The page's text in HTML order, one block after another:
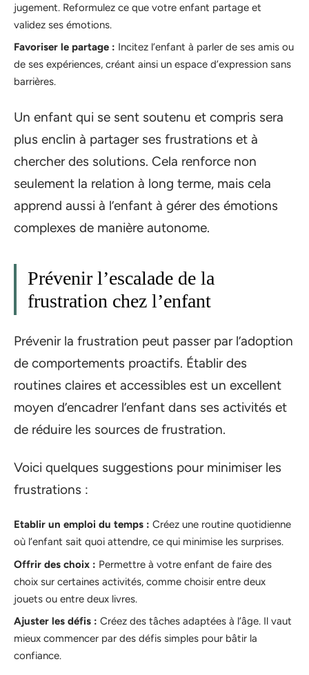
jugement. Reformulez ce que votre enfant partage et
validez ses émotions.
Favoriser le partage : Incitez l’enfant à parler de ses amis ou
de ses expériences, créant ainsi un espace d’expression sans
barrières.
Un enfant qui se sent soutenu et compris sera
plus enclin à partager ses frustrations et à
chercher des solutions. Cela renforce non
seulement la relation à long terme, mais cela
apprend aussi à l’enfant à gérer des émotions
complexes de manière autonome.
Prévenir l’escalade de la
frustration chez l’enfant
Prévenir la frustration peut passer par l’adoption
de comportements proactifs. Établir des
routines claires et accessibles est un excellent
moyen d’encadrer l’enfant dans ses activités et
de réduire les sources de frustration.
Voici quelques suggestions pour minimiser les
frustrations :
Etablir un emploi du temps : Créez une routine quotidienne
où l’enfant sait quoi attendre, ce qui minimise les surprises.
Offrir des choix : Permettre à votre enfant de faire des
choix sur certaines activités, comme choisir entre deux
jouets ou entre deux livres.
Ajuster les défis : Créez des tâches adaptées à l’âge. Il vaut
mieux commencer par des défis simples pour bâtir la
confiance.